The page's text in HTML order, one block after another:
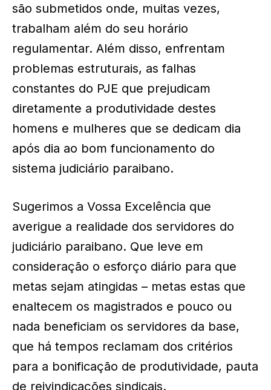
são submetidos onde, muitas vezes,
trabalham além do seu horário
regulamentar. Além disso, enfrentam
problemas estruturais, as falhas
constantes do PJE que prejudicam
diretamente a produtividade destes
homens e mulheres que se dedicam dia
após dia ao bom funcionamento do
sistema judiciário paraibano.
Sugerimos a Vossa Excelência que
averigue a realidade dos servidores do
judiciário paraibano. Que leve em
consideração o esforço diário para que
metas sejam atingidas – metas estas que
enaltecem os magistrados e pouco ou
nada beneficiam os servidores da base,
que há tempos reclamam dos critérios
para a bonificação de produtividade, pauta
de reivindicações sindicais.